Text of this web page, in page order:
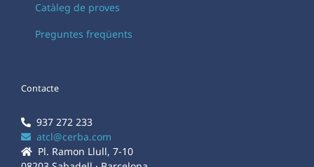
Catàleg de proves
Preguntes freqüents
Contacte
937 272 233
atcl@cerba.com
Pl. Ramon Llull, 7-10